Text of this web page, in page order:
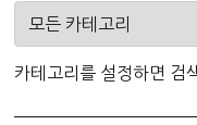
카테고리를 설정하면 검